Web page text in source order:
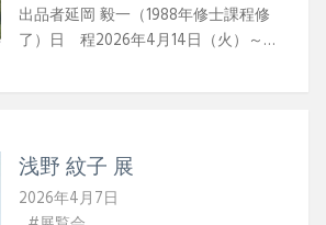
軸等4点計12点を展示問合せE-mail：eij-
mart@navy.plala.or.jp 展覧会に寄せ
同時に体感するような場所、そんな非
日常に自作を展示してみたい気持ちが
強く動いた。 今回のテーマである
出品者延岡 毅一（1988年修士課程修
了）日 程2026年4月14日（火）～
17:00休廊日月曜日（祭日の場合は翌
ル）電話：090-7402-1784（長尾）Ｗ
ＥＢ長尾ギャラリー（一般社団法人 ア
ートシップインターナショナル）
浅野 紋子 展
2026年4月7日